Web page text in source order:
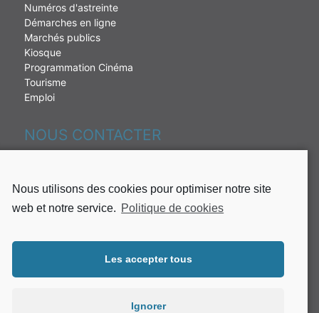
Nous utilisons des cookies pour optimiser notre site
web et notre service. Politique de cookies
Les accepter tous
Ignorer
Numéros d'astreinte
Démarches en ligne
Marchés publics
Kiosque
Programmation Cinéma
Tourisme
Emploi
NOUS CONTACTER
Tél : 02 62 51 49 10